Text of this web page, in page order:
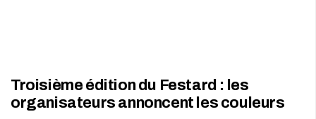
Troisième édition du Festard : les
organisateurs annoncent les couleurs